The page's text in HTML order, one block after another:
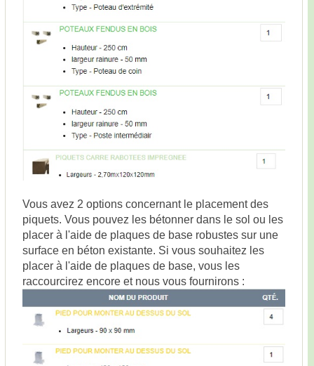
Vous avez 2 options concernant le placement des
piquets. Vous pouvez les bétonner dans le sol ou les
placer à l'aide de plaques de base robustes sur une
surface en béton existante. Si vous souhaitez les
placer à l'aide de plaques de base, vous les
raccourcirez encore et nous vous fournirons :